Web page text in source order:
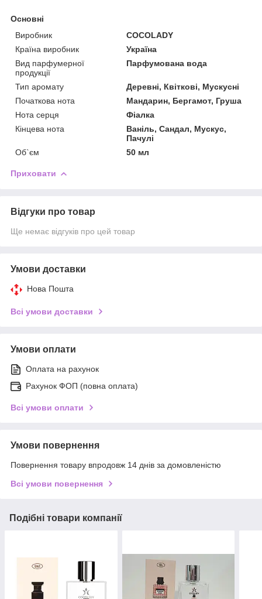
Основні
Виробник
COCOLADY
Країна виробник
Україна
Вид парфумерної
продукції
Парфумована вода
Тип аромату
Деревні, Квіткові, Мускусні
Початкова нота
Мандарин, Бергамот, Груша
Нота серця
Фіалка
Кінцева нота
Ваніль, Сандал, Мускус,
Пачулі
Об`єм
50 мл
Приховати
Відгуки про товар
Ще немає відгуків про цей товар
Умови доставки
Нова Пошта
Всі умови доставки
Умови оплати
Оплата на рахунок
Рахунок ФОП (повна оплата)
Всі умови оплати
Умови повернення
Повернення товару впродовж 14 днів за домовленістю
Всі умови повернення
Подібні товари компанії